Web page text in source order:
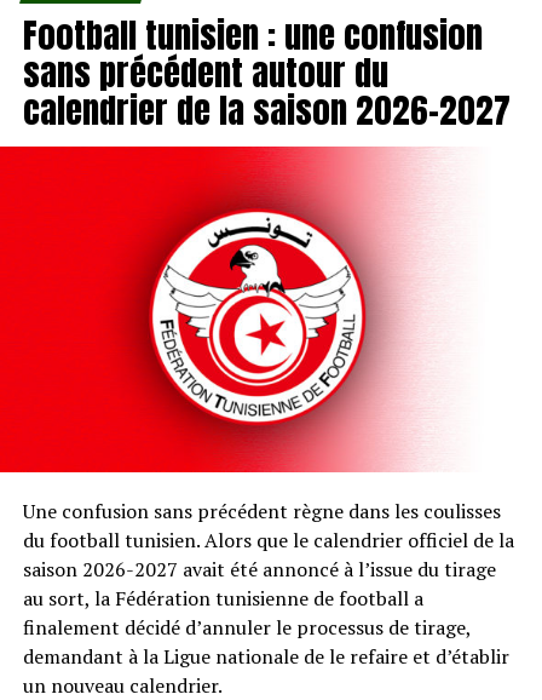
Football tunisien : une confusion
sans précédent autour du
calendrier de la saison 2026-2027
Une confusion sans précédent règne dans les coulisses
du football tunisien. Alors que le calendrier officiel de la
saison 2026-2027 avait été annoncé à l’issue du tirage
au sort, la Fédération tunisienne de football a
finalement décidé d’annuler le processus de tirage,
demandant à la Ligue nationale de le refaire et d’établir
un nouveau calendrier.